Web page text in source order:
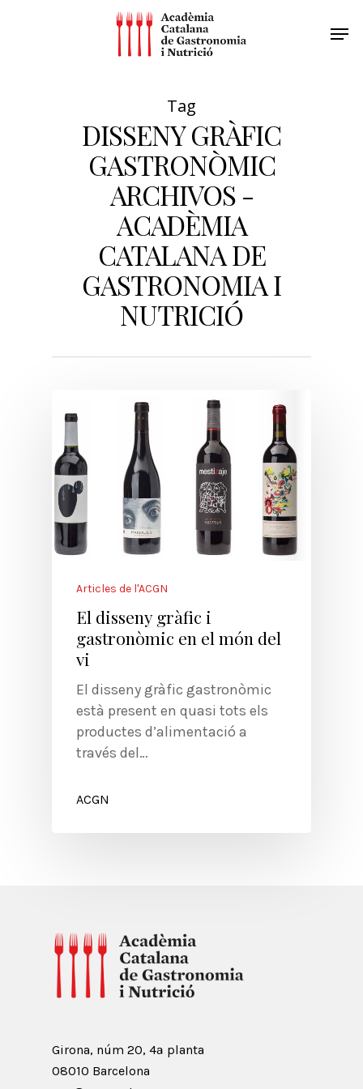
Tag
DISSENY GRÀFIC
GASTRONÒMIC
ARCHIVOS -
ACADÈMIA
CATALANA DE
GASTRONOMIA I
NUTRICIÓ
Articles de l'ACGN
El disseny gràfic i
gastronòmic en el món del
vi
El disseny gràfic gastronòmic
està present en quasi tots els
productes d’alimentació a
través del…
ACGN
Girona, núm 20, 4ª planta
08010 Barcelona